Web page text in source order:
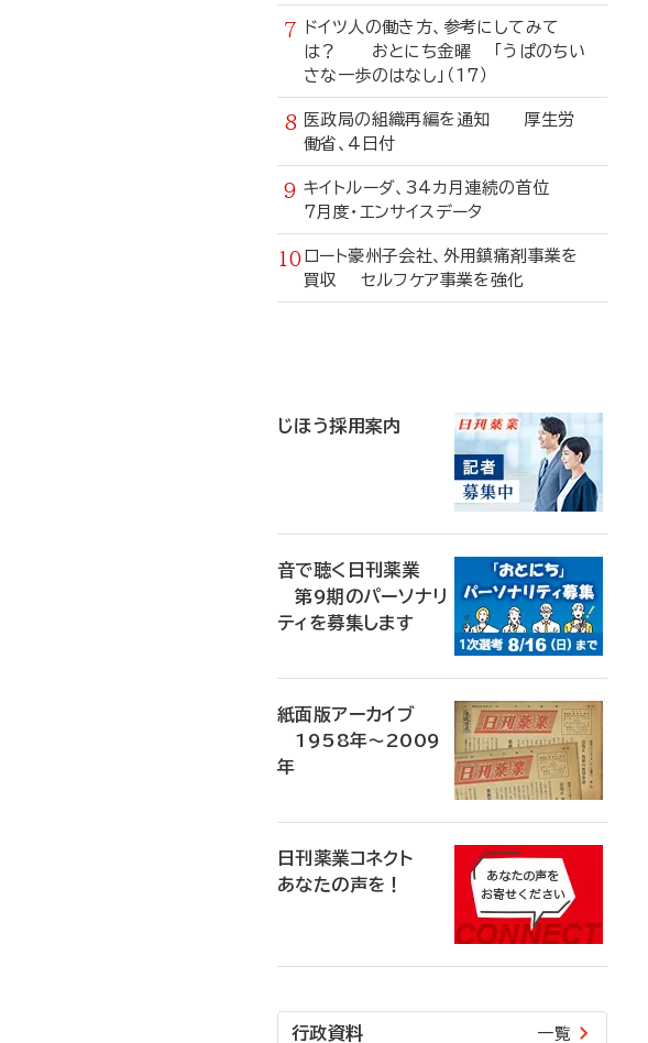
ドイツ人の働き方、参考にしてみて
は？ おとにち金曜 「うぱのちい
さな一歩のはなし」（17）
医政局の組織再編を通知 厚生労
働省、4日付
キイトルーダ、34カ月連続の首位
7月度・エンサイスデータ
ロート豪州子会社、外用鎮痛剤事業を
買収 セルフケア事業を強化
じほう採用案内
音で聴く日刊薬業
第9期のパーソナリ
ティを募集します
紙面版アーカイブ
1958年～2009
年
日刊薬業コネクト
あなたの声を！
行政資料 一覧